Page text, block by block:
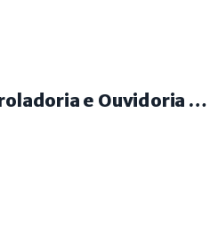
Secretaria da Controladoria e Ouvidoria Geral